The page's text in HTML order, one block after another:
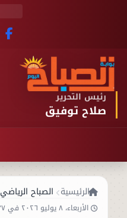
رئيس التحرير
صلاح توفيق
الرئيسية الصباح الرياضي
الأربعاء، ٨ يوليو ٢٠٢٦ في ٠٤:٣٧ م